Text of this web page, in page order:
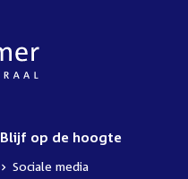
Blijf op de hoogte
Sociale media